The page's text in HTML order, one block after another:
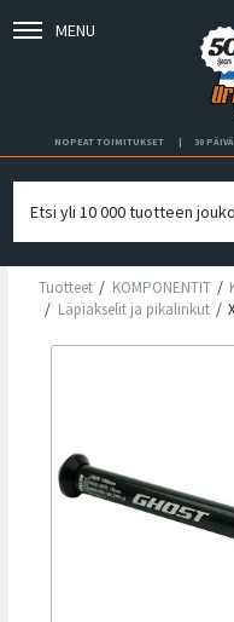
MENU
NOPEAT TOIMITUKSET 30
Tuotteet KOMPONENTIT
Läpiakselit ja pikalinkut